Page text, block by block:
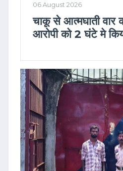
06 August 2026
चाकू से आत्मघाती वार
आरोपी को 2 घंटे मे